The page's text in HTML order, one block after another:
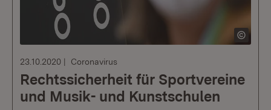
23.10.2020 Coronavirus
Rechtssicherheit für Sportvereine
und Musik- und Kunstschulen